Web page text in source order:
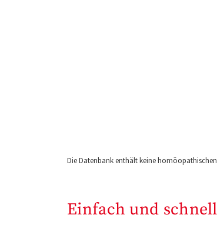
Die Datenbank enthält keine
Einfach und